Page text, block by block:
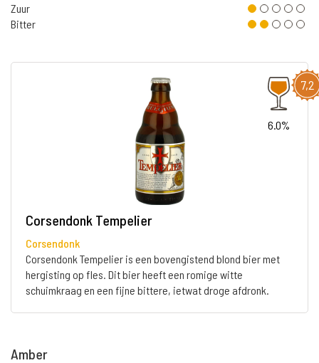
Zuur
Bitter
7,2
6.0%
Corsendonk Tempelier
Corsendonk
Corsendonk Tempelier is een bovengistend blond bier met
hergisting op fles. Dit bier heeft een romige witte
schuimkraag en een fijne bittere, ietwat droge afdronk.
Amber